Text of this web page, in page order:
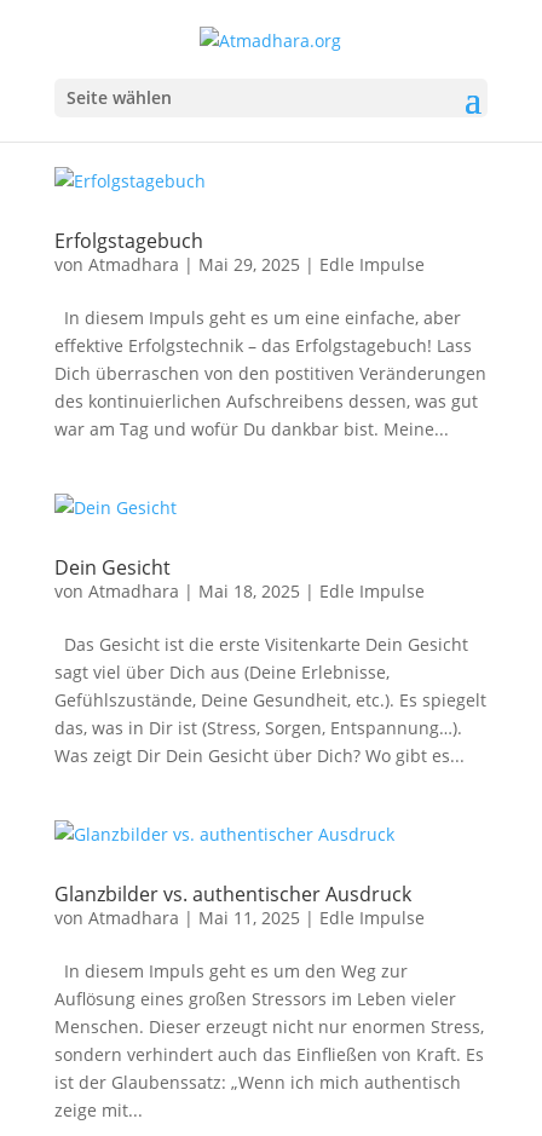
Seite wählen
Erfolgstagebuch
von Atmadhara | Mai 29, 2025 | Edle Impulse
In diesem Impuls geht es um eine einfache, aber
effektive Erfolgstechnik – das Erfolgstagebuch! Lass
Dich überraschen von den postitiven Veränderungen
des kontinuierlichen Aufschreibens dessen, was gut
war am Tag und wofür Du dankbar bist. Meine...
Dein Gesicht
von Atmadhara | Mai 18, 2025 | Edle Impulse
Das Gesicht ist die erste Visitenkarte Dein Gesicht
sagt viel über Dich aus (Deine Erlebnisse,
Gefühlszustände, Deine Gesundheit, etc.). Es spiegelt
das, was in Dir ist (Stress, Sorgen, Entspannung…).
Was zeigt Dir Dein Gesicht über Dich? Wo gibt es...
Glanzbilder vs. authentischer Ausdruck
von Atmadhara | Mai 11, 2025 | Edle Impulse
In diesem Impuls geht es um den Weg zur
Auflösung eines großen Stressors im Leben vieler
Menschen. Dieser erzeugt nicht nur enormen Stress,
sondern verhindert auch das Einfließen von Kraft. Es
ist der Glaubenssatz: „Wenn ich mich authentisch
zeige mit...